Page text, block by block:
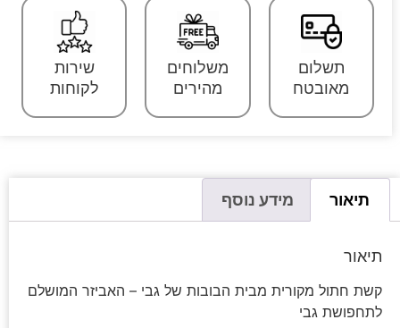
תשלום
מאובטח
משלוחים
מהירים
שירות
לקוחות
תיאור מידע נוסף
תיאור
קשת חתול מקורית מבית הבובות של גבי – האביזר המושלם
לתחפושת גבי